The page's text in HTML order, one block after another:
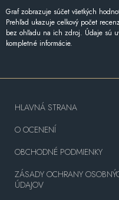
Graf zobrazuje súčet všetkých
Prehľad ukazuje celkový počet
bez ohľadu na ich zdroj. Údaje sú
kompletné informácie.
HLAVNÁ STRANA
O OCENENÍ
OBCHODNÉ PODMIENKY
ZÁSADY OCHRANY
ÚDAJOV